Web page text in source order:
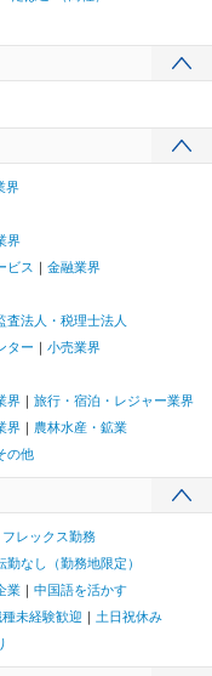
界
界
ビス
金融業界
査法人・税理士法人
ター
小売業界
界
旅行・宿泊・レジャー業界
界
農林水産・鉱業
の他
フレックス勤務
勤なし（勤務地限定）
業
中国語を活かす
種未経験歓迎
土日祝休み